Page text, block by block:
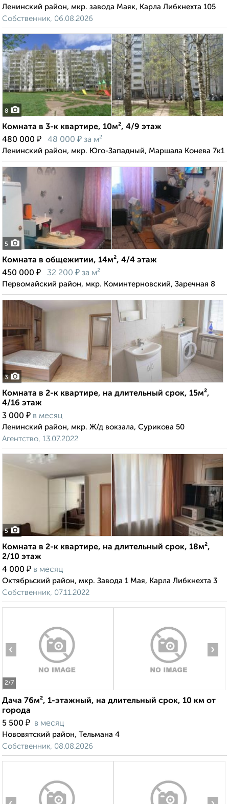
Ленинский район, мкр. завода Маяк, Карла Либкнехта 105
Собственник, 06.08.2026
8
Комната в 3-к квартире, 10м², 4/9 этаж
480 000 ₽ 48 000 ₽ за м²
Ленинский район, мкр. Юго-Западный, Маршала Конева 7к1
5
Комната в общежитии, 14м², 4/4 этаж
450 000 ₽ 32 200 ₽ за м²
Первомайский район, мкр. Коминтерновский, Заречная 8
3
Комната в 2-к квартире, на длительный срок, 15м²,
4/16 этаж
3 000 ₽ в месяц
Ленинский район, мкр. Ж/д вокзала, Сурикова 50
Агентство, 13.07.2022
5
Комната в 2-к квартире, на длительный срок, 18м²,
2/10 этаж
4 000 ₽ в месяц
Октябрьский район, мкр. Завода 1 Мая, Карла Либкнехта 3
Собственник, 07.11.2022
2/7
‹ ›
Дача 76м², 1-этажный, на длительный срок, 10 км от
города
5 500 ₽ в месяц
Нововятский район, Тельмана 4
Собственник, 08.08.2026